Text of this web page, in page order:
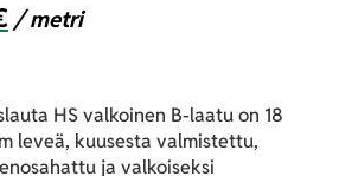
/ metri
HS valkoinen B-laatu on 18
leveä, kuusesta valmistettu,
ja valkoiseksi